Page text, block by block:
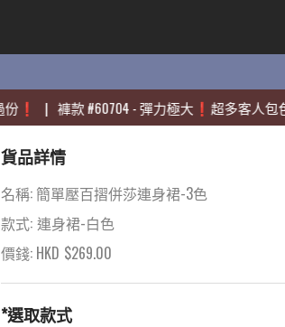
| 褲款# 60704-彈力極大❗️超多客人包色既裙
| 褲款# 60704-彈力極大❗️超多客人包色既裙
貨品詳情
名稱: 簡單壓百摺併莎連身裙-3色
款式: 連身裙-白色
價錢: HKD $269.00
*選取款式